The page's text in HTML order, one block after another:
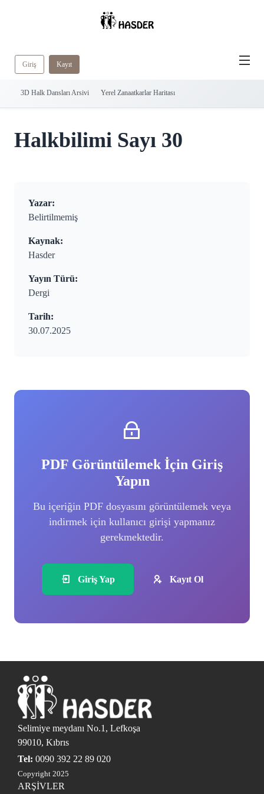
Giriş Kayıt
3D Halk Dansları Arsivi Yerel Zanaatkarlar Haritası
Halkbilimi Sayı 30
Yazar:
Belirtilmemiş
Kaynak:
Hasder
Yayın Türü:
Dergi
Tarih:
30.07.2025
PDF Görüntülemek İçin Giriş
Yapın
Bu içeriğin PDF dosyasını görüntülemek veya
indirmek için kullanıcı girişi yapmanız
gerekmektedir.
Giriş Yap Kayıt Ol
Selimiye meydanı No.1, Lefkoşa
99010, Kıbrıs
Tel: 0090 392 22 89 020
Copyright 2025
ARŞİVLER